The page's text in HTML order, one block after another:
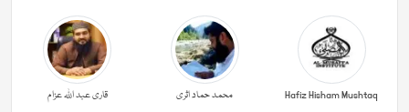
Hafiz Hisham Mushtaq محمد حماد اثری قاری عبد اللہ عزام